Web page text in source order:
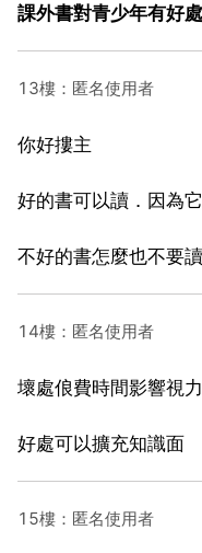
課外書對青少年有好
13樓：匿名使用者
你好摟主
好的書可以讀．因為
不好的書怎麼也不要
14樓：匿名使用者
壞處俍費時間影響視力
好處可以擴充知識面
15樓：匿名使用者